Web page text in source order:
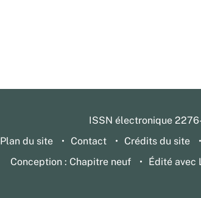
ISSN électronique
Plan du site
Contact Crédits du site
Conception : Chapitre neuf
Édité avec